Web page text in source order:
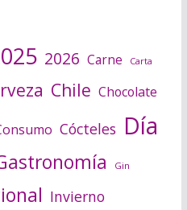
2026 Carne Carta
Chile Chocolate
Cócteles Día
Gin
Invierno